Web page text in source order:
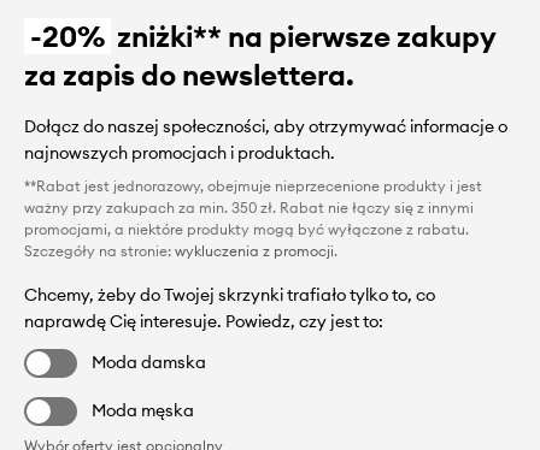
-20% zniżki** na pierwsze zakupy
za zapis do newslettera.
Dołącz do naszej społeczności, aby otrzymywać informacje o
najnowszych promocjach i produktach.
**Rabat jest jednorazowy, obejmuje nieprzecenione produkty i jest
ważny przy zakupach za min. 350 zł. Rabat nie łączy się z innymi
promocjami, a niektóre produkty mogą być wyłączone z rabatu.
Szczegóły na stronie: wykluczenia z promocji.
Chcemy, żeby do Twojej skrzynki trafiało tylko to, co
naprawdę Cię interesuje. Powiedz, czy jest to:
Moda damska
Moda męska
Wybór oferty jest opcjonalny